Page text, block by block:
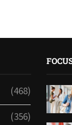
(468)
(356)